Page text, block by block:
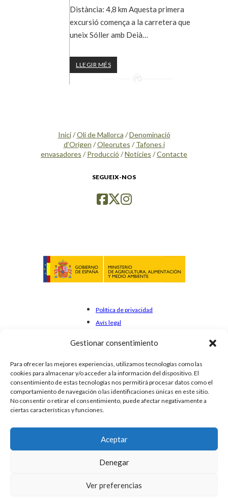
Gestionar consentimiento
Para ofrecer las mejores experiencias, utilizamos tecnologías como las
cookies para almacenar y/o acceder a la información del dispositivo. El
consentimiento de estas tecnologías nos permitirá procesar datos como el
comportamiento de navegación o las identificaciones únicas en este sitio.
No consentir o retirar el consentimiento, puede afectar negativamente a
ciertas características y funciones.
Aceptar
Denegar
Ver preferencias
Distància: 4,8 km Aquesta primera
excursió comença a la carretera que
uneix Sóller amb Deià…
LLEGIR MÉS
Inici/Oli de Mallorca /Denominació
d’Origen /Oleorutes / Tafones i
envasadores / Producció /Notícies /Contacte
SEGUEIX-NOS
Política de privacidad
Avís legal